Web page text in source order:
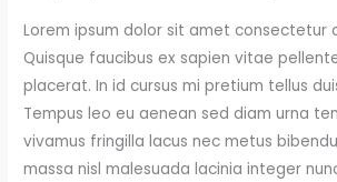
Lorem ipsum dolor sit amet consectetur
Quisque faucibus ex sapien vitae
placerat. In id cursus mi pretium tellus
Tempus leo eu aenean sed diam urna
vivamus fringilla lacus nec metus
massa nisl malesuada lacinia integer